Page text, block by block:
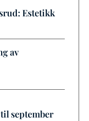
Estetikk
av
september